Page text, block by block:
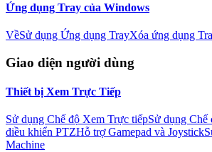
Ứng dụng Tray của Windows
VềSử dụng Ứng dụng TrayXóa ứng dụng
Giao diện người dùng
Thiết bị Xem Trực Tiếp
Sử dụng Chế độ Xem Trực tiếpSử dụng Chế
điều khiển PTZHỗ trợ Gamepad và Joystick
Machine